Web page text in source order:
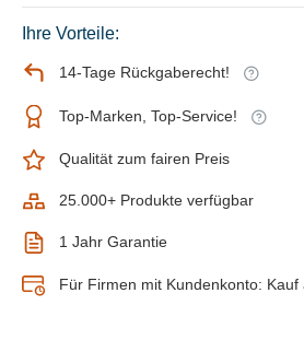
Ihre Vorteile:
14-Tage Rückgaberecht!
Top-Marken, Top-Service!
Qualität zum fairen Preis
25.000+ Produkte verfügbar
1 Jahr Garantie
Für Firmen mit Kundenkonto: Kauf